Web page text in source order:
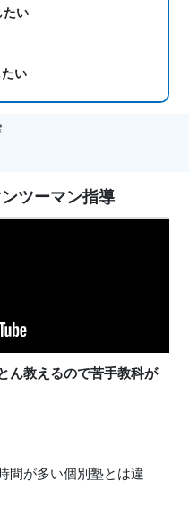
たい
い
ツーマン指導
ん教えるので苦手教科が
間が多い個別塾とは違